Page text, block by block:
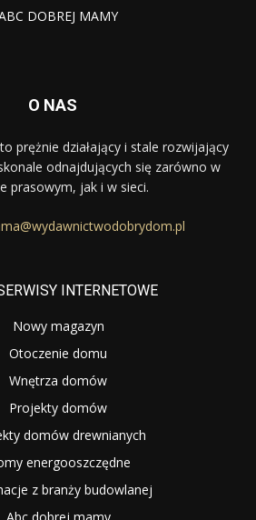
DOBREJ MAMY
O NAS
prężnie działający i stale rozwijający
odnajdujących się zarówno w
prasowym, jak i w sieci.
INTERNETOWE
Nowy magazyn
Otoczenie domu
Wnętrza domów
Projekty domów
domów drewnianych
energooszczędne
z branży budowlanej
Abc dobrej mamy